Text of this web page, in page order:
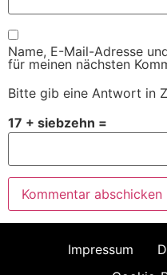
Name, E-Mail-Adresse
für meinen nächsten
Bitte gib eine Antwort in
17 + siebzehn =
Impressum